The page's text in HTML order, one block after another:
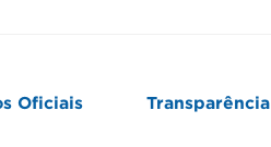
Oficiais Transparência